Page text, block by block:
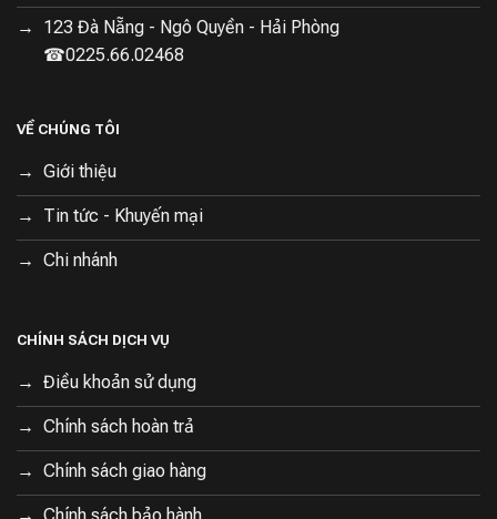
123 Đà Nẵng - Ngô Quyền - Hải Phòng
☎0225.66.02468
VỀ CHÚNG TÔI
Giới thiệu
Tin tức - Khuyến mại
Chi nhánh
CHÍNH SÁCH DỊCH VỤ
Điều khoản sử dụng
Chính sách hoàn trả
Chính sách giao hàng